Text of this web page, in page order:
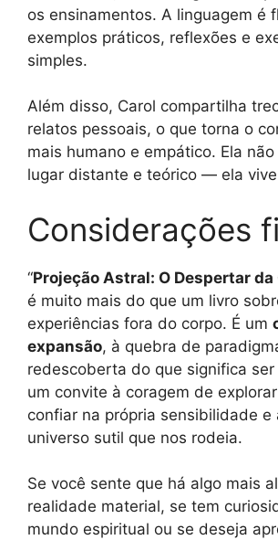
os ensinamentos. A linguagem é
exemplos práticos, reflexões e
simples.
Além disso, Carol compartilha
relatos pessoais, o que torna o
mais humano e empático. Ela
lugar distante e teórico — ela
Considerações
“Projeção Astral: O Despertar
é muito mais do que um livro
experiências fora do corpo. É um
expansão, à quebra de
redescoberta do que significa ser
um convite à coragem de
confiar na própria sensibilidade e
universo sutil que nos rodeia.
Se você sente que há algo mais
realidade material, se tem
mundo espiritual ou se deseja